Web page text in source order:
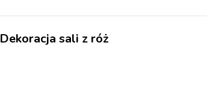
Dekoracja sali z róż